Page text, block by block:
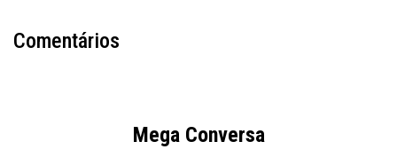
Comentários
Mega Conversa